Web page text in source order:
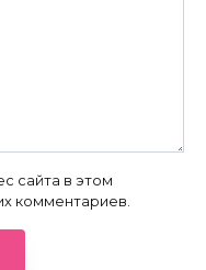
сайта в этом
комментариев.